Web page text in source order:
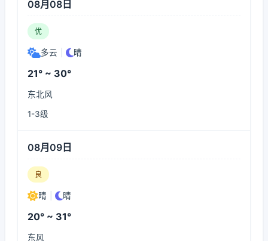
08月08日
优
多云 晴
21° ~ 30°
东北风
1-3级
08月09日
良
晴 晴
20° ~ 31°
东风